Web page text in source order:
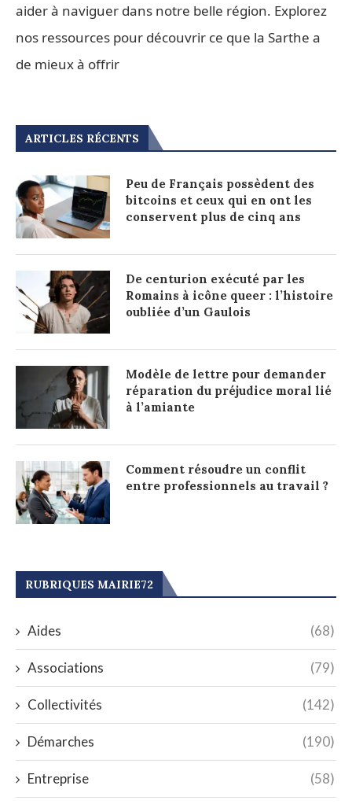
aider à naviguer dans notre belle région. Explorez
nos ressources pour découvrir ce que la Sarthe a
de mieux à offrir
ARTICLES RÉCENTS
Peu de Français possèdent des
bitcoins et ceux qui en ont les
conservent plus de cinq ans
De centurion exécuté par les
Romains à icône queer : l’histoire
oubliée d’un Gaulois
Modèle de lettre pour demander
réparation du préjudice moral lié
à l’amiante
Comment résoudre un conflit
entre professionnels au travail ?
RUBRIQUES MAIRIE72
Aides (68)
Associations (79)
Collectivités (142)
Démarches (190)
Entreprise (58)